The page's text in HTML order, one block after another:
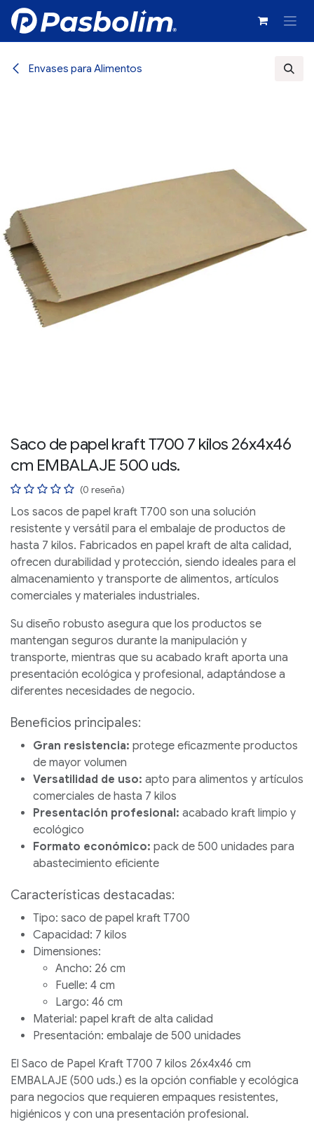
Ir al contenido
Envases para Alimentos
Saco de papel kraft T700 7 kilos 26x4x46
cm EMBALAJE 500 uds.
(0 reseña)
Los sacos de papel kraft T700 son una solución
resistente y versátil para el embalaje de productos de
hasta 7 kilos. Fabricados en papel kraft de alta calidad,
ofrecen durabilidad y protección, siendo ideales para el
almacenamiento y transporte de alimentos, artículos
comerciales y materiales industriales.
Su diseño robusto asegura que los productos se
mantengan seguros durante la manipulación y
transporte, mientras que su acabado kraft aporta una
presentación ecológica y profesional, adaptándose a
diferentes necesidades de negocio.
Beneficios principales:
Gran resistencia: protege eficazmente productos
de mayor volumen
Versatilidad de uso: apto para alimentos y artículos
comerciales de hasta 7 kilos
Presentación profesional: acabado kraft limpio y
ecológico
Formato económico: pack de 500 unidades para
abastecimiento eficiente
Características destacadas:
Tipo: saco de papel kraft T700
Capacidad: 7 kilos
Dimensiones:
Ancho: 26 cm
Fuelle: 4 cm
Largo: 46 cm
Material: papel kraft de alta calidad
Presentación: embalaje de 500 unidades
El Saco de Papel Kraft T700 7 kilos 26x4x46 cm
EMBALAJE (500 uds.) es la opción confiable y ecológica
para negocios que requieren empaques resistentes,
higiénicos y con una presentación profesional.